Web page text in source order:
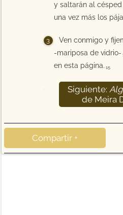
y saltarán al césped
una vez más los
Ven conmigo y
-mariposa de vidrio-
en esta página. 15
Siguiente:
de Meira
Compartir +